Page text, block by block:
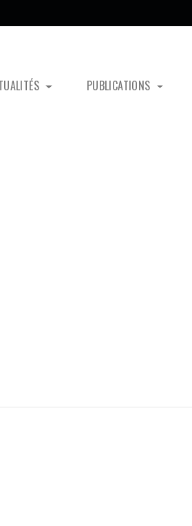
PUBLICATIONS